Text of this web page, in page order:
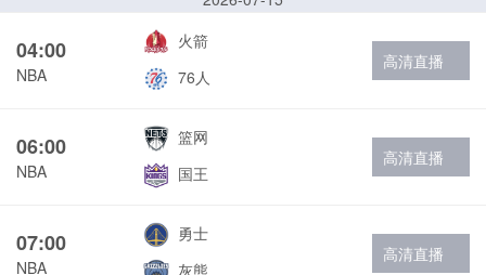
04:00
NBA
火箭
76人
高清直播
06:00
NBA
篮网
国王
高清直播
07:00
NBA
勇士
灰熊
高清直播